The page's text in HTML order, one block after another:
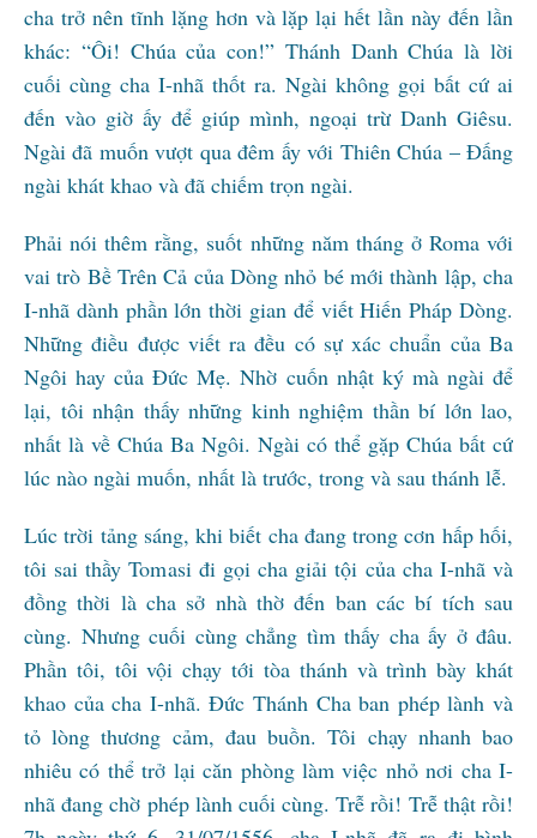
cha trở nên tĩnh lặng hơn và lặp lại hết lần này đến lần
khác: “Ôi! Chúa của con!” Thánh Danh Chúa là lời
cuối cùng cha I-nhã thốt ra. Ngài không gọi bất cứ ai
đến vào giờ ấy để giúp mình, ngoại trừ Danh Giêsu.
Ngài đã muốn vượt qua đêm ấy với Thiên Chúa – Đấng
ngài khát khao và đã chiếm trọn ngài.
Phải nói thêm rằng, suốt những năm tháng ở Roma với
vai trò Bề Trên Cả của Dòng nhỏ bé mới thành lập, cha
I-nhã dành phần lớn thời gian để viết Hiến Pháp Dòng.
Những điều được viết ra đều có sự xác chuẩn của Ba
Ngôi hay của Đức Mẹ. Nhờ cuốn nhật ký mà ngài để
lại, tôi nhận thấy những kinh nghiệm thần bí lớn lao,
nhất là về Chúa Ba Ngôi. Ngài có thể gặp Chúa bất cứ
lúc nào ngài muốn, nhất là trước, trong và sau thánh lễ.
Lúc trời tảng sáng, khi biết cha đang trong cơn hấp hối,
tôi sai thầy Tomasi đi gọi cha giải tội của cha I-nhã và
đồng thời là cha sở nhà thờ đến ban các bí tích sau
cùng. Nhưng cuối cùng chẳng tìm thấy cha ấy ở đâu.
Phần tôi, tôi vội chạy tới tòa thánh và trình bày khát
khao của cha I-nhã. Đức Thánh Cha ban phép lành và
tỏ lòng thương cảm, đau buồn. Tôi chạy nhanh bao
nhiêu có thể trở lại căn phòng làm việc nhỏ nơi cha I-
nhã đang chờ phép lành cuối cùng. Trễ rồi! Trễ thật rồi!